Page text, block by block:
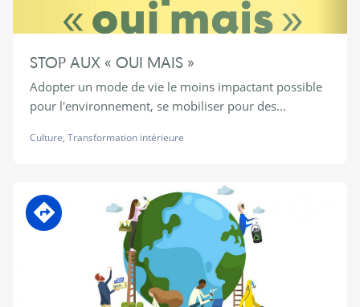
STOP AUX « OUI MAIS »
Adopter un mode de vie le moins impactant possible
pour l'environnement, se mobiliser pour des...
Culture, Transformation intérieure
En transition